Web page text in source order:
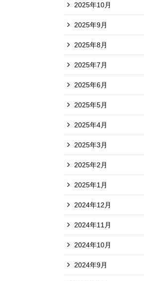
2025年10月
2025年9月
2025年8月
2025年7月
2025年6月
2025年5月
2025年4月
2025年3月
2025年2月
2025年1月
2024年12月
2024年11月
2024年10月
2024年9月